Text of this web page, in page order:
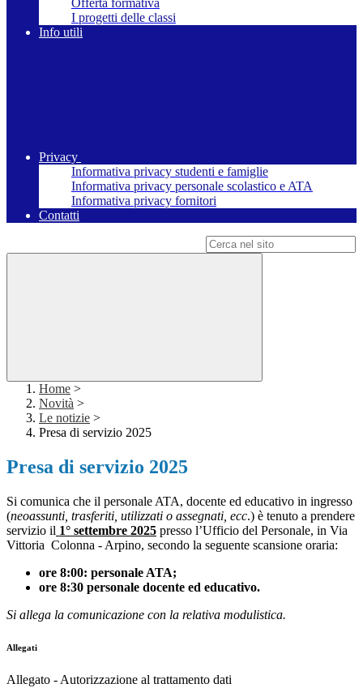
Offerta formativa
I progetti delle classi
Info utili
Privacy
Informativa privacy studenti e famiglie
Informativa privacy personale scolastico e ATA
Informativa privacy fornitori
Contatti
Home >
Novità >
Le notizie >
Presa di servizio 2025
Presa di servizio 2025
Si comunica che il personale ATA, docente ed educativo in ingresso
(neoassunti, trasferiti, utilizzati o assegnati, ecc.) è tenuto a prendere
servizio il 1° settembre 2025 presso l’Ufficio del Personale, in Via
Vittoria Colonna - Arpino, secondo la seguente scansione oraria:
ore 8:00: personale ATA;
ore 8:30 personale docente ed educativo.
Si allega la comunicazione con la relativa modulistica.
Allegati
Allegato - Autorizzazione al trattamento dati